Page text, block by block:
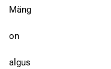
Mäng
on
algus